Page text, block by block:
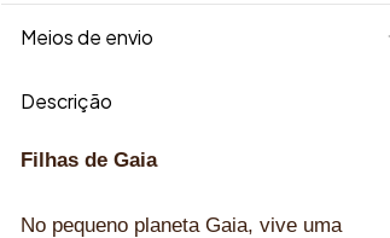
Meios de envio
Descrição
Filhas de Gaia
No pequeno planeta Gaia, vive uma